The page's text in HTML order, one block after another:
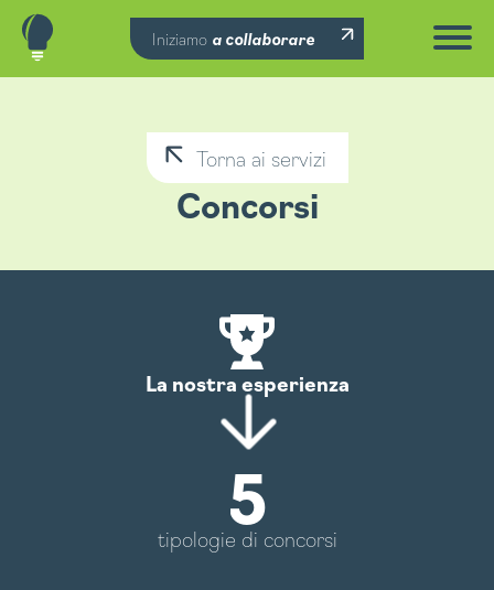
Iniziamo a collaborare
Torna ai servizi
Concorsi
La nostra esperienza
5
tipologie di concorsi